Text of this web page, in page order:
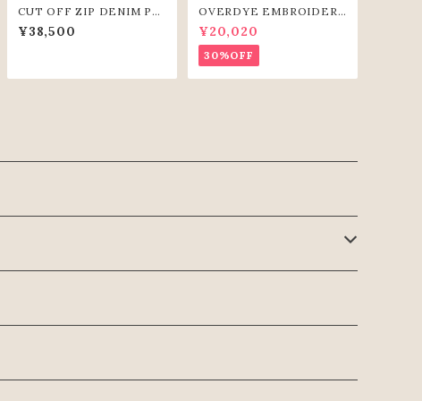
CUT OFF ZIP DENIM PA
NTS（GRY）
¥38,500
OVERDYE EMBROIDERY
SWEAT-SHIRTS(PPL)
¥20,020
30%OFF